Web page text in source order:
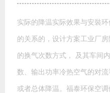
模具模胚车间工业大风扇通风方案 玩具厂降温水帘
案湿帘”降温是通过蒸发降温
空气通过水帘进入室内，由
室外新鲜空气穿过水帘时，
产生蒸发现象，使新鲜空气